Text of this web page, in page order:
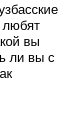
любят
вы
ли вы с